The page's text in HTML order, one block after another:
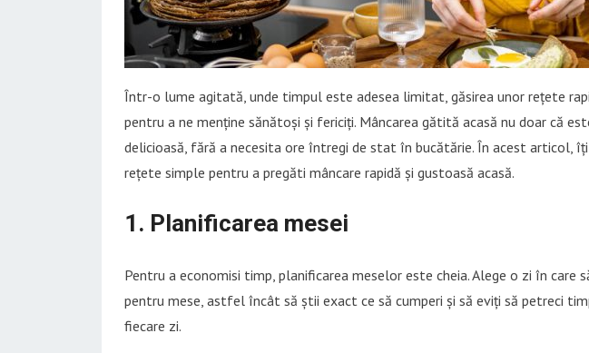
Într-o lume agitată, unde timpul este adesea limitat, găsirea unor rețete
pentru a ne menține sănătoși și fericiți. Mâncarea gătită acasă nu doar că
delicioasă, fără a necesita ore întregi de stat în bucătărie. În acest articol,
rețete simple pentru a pregăti mâncare rapidă și gustoasă acasă.
1. Planificarea mesei
Pentru a economisi timp, planificarea meselor este cheia. Alege o zi în care
pentru mese, astfel încât să știi exact ce să cumperi și să eviți să petreci
fiecare zi.